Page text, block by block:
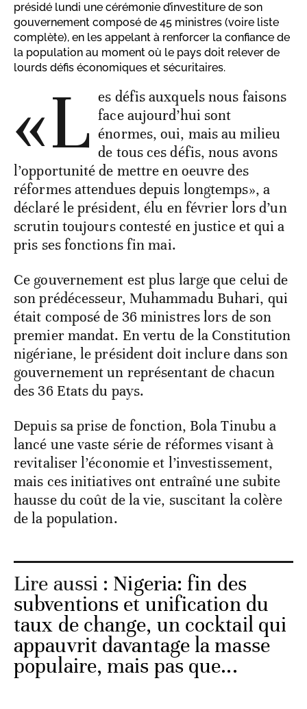
présidé lundi une cérémonie d’investiture de son
gouvernement composé de 45 ministres (voire liste
complète), en les appelant à renforcer la confiance de
la population au moment où le pays doit relever de
lourds défis économiques et sécuritaires.
«L es défis auxquels nous faisons
face aujourd’hui sont
énormes, oui, mais au milieu
de tous ces défis, nous avons
l’opportunité de mettre en oeuvre des
réformes attendues depuis longtemps», a
déclaré le président, élu en février lors d’un
scrutin toujours contesté en justice et qui a
pris ses fonctions fin mai.
Ce gouvernement est plus large que celui de
son prédécesseur, Muhammadu Buhari, qui
était composé de 36 ministres lors de son
premier mandat. En vertu de la Constitution
nigériane, le président doit inclure dans son
gouvernement un représentant de chacun
des 36 Etats du pays.
Depuis sa prise de fonction, Bola Tinubu a
lancé une vaste série de réformes visant à
revitaliser l’économie et l’investissement,
mais ces initiatives ont entraîné une subite
hausse du coût de la vie, suscitant la colère
de la population.
Lire aussi : Nigeria: fin des
subventions et unification du
taux de change, un cocktail qui
appauvrit davantage la masse
populaire, mais pas que...